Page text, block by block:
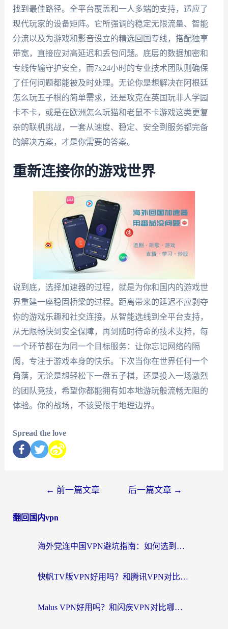
找到最佳路径。全平台覆盖和一人多端的支持，适应了
现代玩家的设备矩阵。它所强调的稳定无限流量、智能
分流以及为游戏和影音设立的精选回国专线，搭配独享
带宽，直接应对高延迟和丢包问题。底层的数据加密和
专线传输守护安全，而7x24小时的专业技术团队则确保
了任何问题都能被及时处理。无论你是想解决在阿根廷
怎么玩五子棋的简单需求，还是攻克在英国玩非人学园
卡不卡，或是在欧洲怎么玩猫和老鼠不卡游戏这类更复
杂的联机挑战，一套从速度、稳定、安全到服务都完备
的解决方案，才是你需要的答案。
重新连接你的游戏世界
说到底，选择加速器的过程，就是为你和国内的游戏世
界重建一座稳固桥梁的过程。距离带来的延迟不应剥夺
你的游戏乐趣和社交连接。从智能选线到全平台支持，
从无限畅快到安全保障，再到随时待命的技术支持，每
一个环节都在为同一个目标服务：让你忘记网络的隔
阂，专注于游戏本身的快乐。下次当你在世界任何一个
角落，无论是想轻松下一盘五子棋，还是投入一场激烈
的团队竞技，希望你都能拥有如本地游玩般流畅无阻的
体验。你的战场，不该受限于地理边界。
Spread the love
← 前一篇文章 后一篇文章 →
翻回国内vpn
海外党连中国VPN避坑指南：如何选到真正能无缝刷国内资源的加速器？
快帆TV版VPN好用吗？和腾讯VPN对比哪个回国效果更好？海外党必看的真实体验指南
Malus VPN好用吗？和闪疾VPN对比哪个回国效果更好？海外华人的实用避坑指南